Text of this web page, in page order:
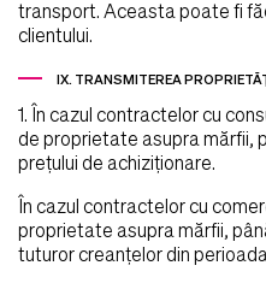
transport. Aceasta poate fi
clientului.
IX. TRANSMITEREA
1. În cazul contractelor cu
de proprietate asupra mărfii,
preţului de achiziţionare.
În cazul contractelor cu
proprietate asupra mărfii,
tuturor creanţelor din